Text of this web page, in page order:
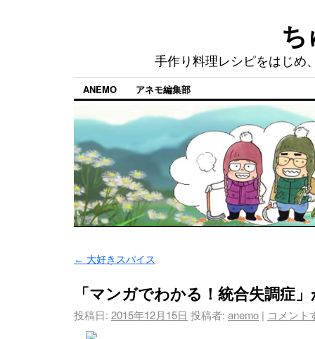
手作り料理レシピをはじめ
ANEMO アネモ編集部
← 大好きスパイス
「マンガでわかる！統合失調症
投稿日: 2015年12月15日 投稿者: anemo | コメント